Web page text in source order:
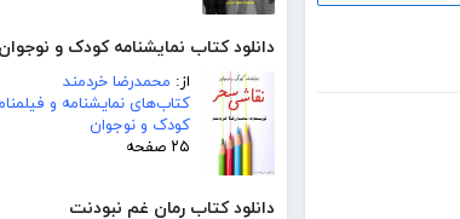
دانلود کتاب نمایشنامه کودک و
از: محمدرضا خردمند
کتاب‌های نمایشنامه و
کودک و نوجوان
۲۵ صفحه
دانلود کتاب رمان غم نبودنت